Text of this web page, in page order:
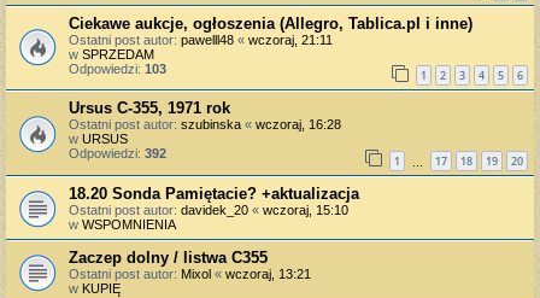
Ciekawe aukcje, ogłoszenia (Allegro, Tablica.pl i inne)
Ostatni post autor: pawelll48 « wczoraj, 21:11
w SPRZEDAM
Odpowiedzi: 103 1 2 3 4 5 6
Ursus C-355, 1971 rok
Ostatni post autor: szubinska « wczoraj, 16:28
w URSUS
Odpowiedzi: 392 1 17 18 19 20
18.20 Sonda Pamiętacie? +aktualizacja
Ostatni post autor: davidek_20 « wczoraj, 15:10
w WSPOMNIENIA
Zaczep dolny / listwa C355
Ostatni post autor: Mixol « wczoraj, 13:21
w KUPIĘ